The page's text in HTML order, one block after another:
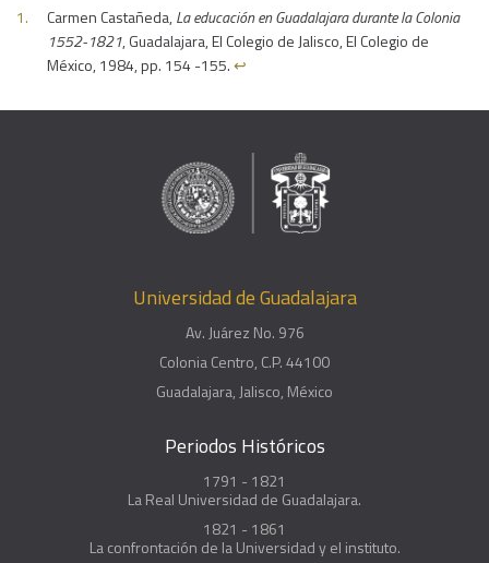
Carmen Castañeda,La educación en Guadalajara durante la Colonia
1552-1821, Guadalajara, El Colegio de Jalisco, El Colegio de
México, 1984, pp. 154 -155.↩︎
Universidad de Guadalajara
Av. Juárez No. 976
Colonia Centro, C.P. 44100
Guadalajara, Jalisco, México
Periodos Históricos
1791 - 1821
La Real Universidad de Guadalajara.
1821 - 1861
La confrontación de la Universidad y el instituto.